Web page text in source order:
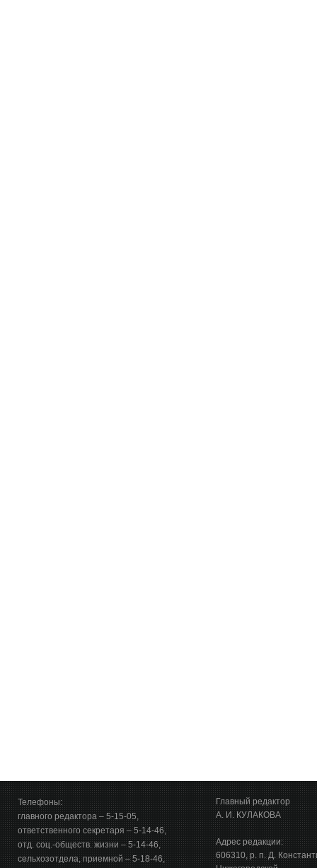
Телефоны:
главного редактора – 5-15-05,
ответственного секретаря – 5-14-46,
отд. соц.-обществ. жизни – 5-14-46,
сельхозотдела, приемной – 5-18-46,
Главный редактор
А. И. КУЛАКОВА
Адрес редакции:
606310, р. п. Д.